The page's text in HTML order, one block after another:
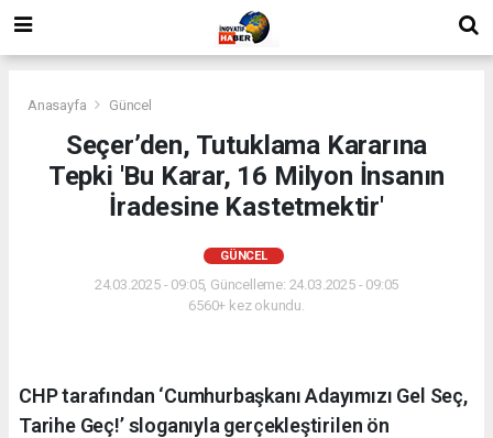
Anasayfa Güncel
Seçer’den, Tutuklama Kararına
Tepki 'Bu Karar, 16 Milyon İnsanın
İradesine Kastetmektir'
GÜNCEL
24.03.2025 - 09:05, Güncelleme: 24.03.2025 - 09:05
6560+ kez okundu.
CHP tarafından ‘Cumhurbaşkanı Adayımızı Gel Seç,
Tarihe Geç!’ sloganıyla gerçekleştirilen ön